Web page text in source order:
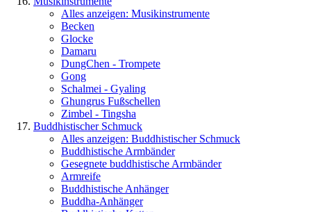
Alles anzeigen: Musikinstrumente
Becken
Glocke
Damaru
DungChen - Trompete
Gong
Schalmei - Gyaling
Ghungrus Fußschellen
Zimbel - Tingsha
Buddhistischer Schmuck
Alles anzeigen: Buddhistischer Schmuck
Buddhistische Armbänder
Gesegnete buddhistische Armbänder
Armreife
Buddhistische Anhänger
Buddha-Anhänger